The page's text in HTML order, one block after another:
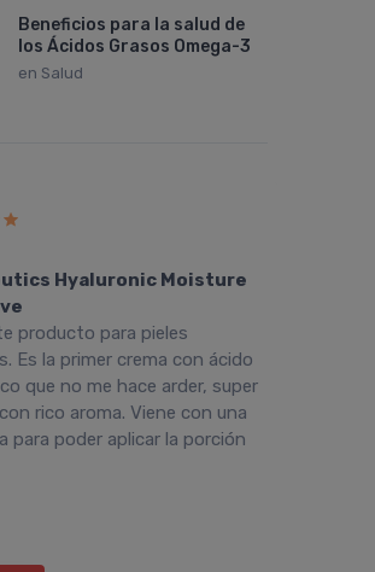
Beneficios para la salud de
los Ácidos Grasos Omega-3
en Salud
Hyaluronic Moisture
producto para pieles
Es la primer crema con ácido
que no me hace arder, super
rico aroma. Viene con una
para poder aplicar la porción